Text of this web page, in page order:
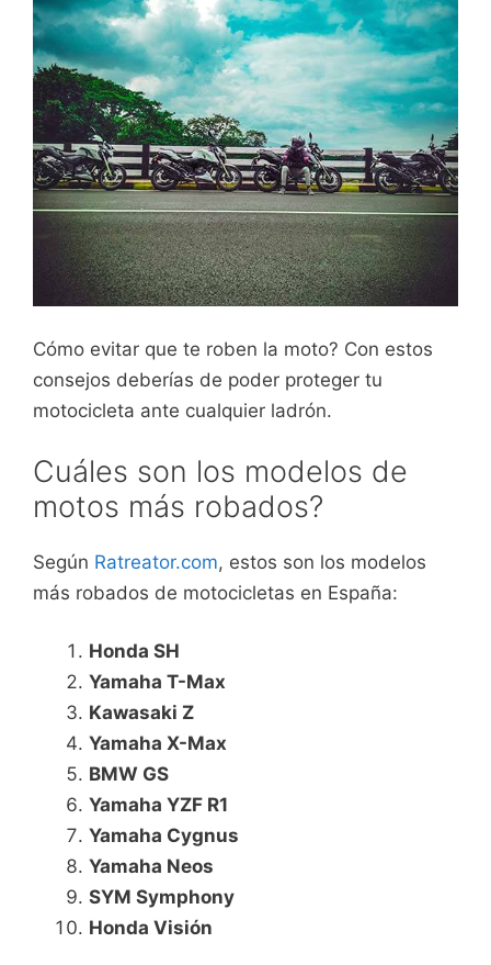
Cómo evitar que te roben la moto? Con estos
consejos deberías de poder proteger tu
motocicleta ante cualquier ladrón.
Cuáles son los modelos de
motos más robados?
Según Ratreator.com, estos son los modelos
más robados de motocicletas en España:
Honda SH
Yamaha T-Max
Kawasaki Z
Yamaha X-Max
BMW GS
Yamaha YZF R1
Yamaha Cygnus
Yamaha Neos
SYM Symphony
Honda Visión